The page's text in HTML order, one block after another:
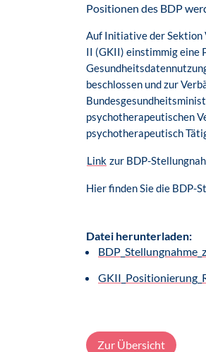
Positionen des BDP
Auf Initiative der Sektion
II (GKII) einstimmig eine
beschlossen und zur
psychotherapeutischen
psychotherapeutisch
Link zur BDP-
Hier finden Sie die BDP-
Datei herunterladen:
Zur Übersicht